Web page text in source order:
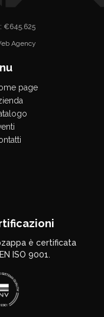
€645.625
Agency
page
è certificata
ISO 9001.